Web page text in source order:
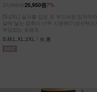
7%
25,950원
[S-2XL] 실크를 입은 듯 부드러운,입자마자
살에 닿는 감촉이 너무 시원해!기장선택으로
부담없는 숏팬츠
S,M,L,XL,2XL / 숏,롱